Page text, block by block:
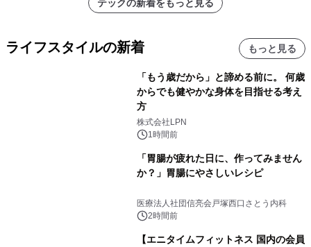
テックの新着をもっと見る
ライフスタイルの新着 もっと見る
「もう歳だから」と諦める前に。 何歳
からでも健やかな身体を目指せる考え
方
株式会社LPN
1時間前
「胃腸が疲れた日に、作ってみません
か？」胃腸にやさしいレシピ
医療法人社団信亮会戸塚西口さとう内科
2時間前
【エニタイムフィットネス 国内の会員